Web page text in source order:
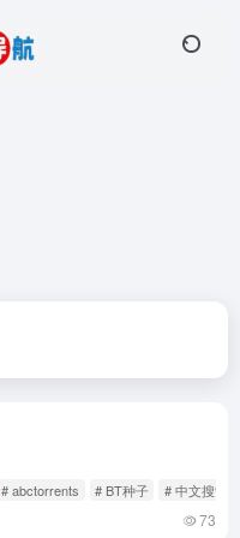
# abctorrents # BT种子 # 中文搜索
73